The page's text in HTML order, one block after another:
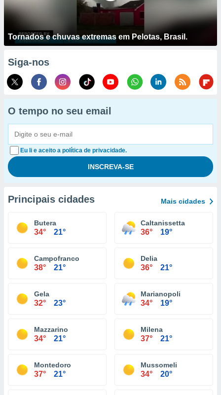
Tornados e chuvas extremas em Pelotas, Brasil.
Siga-nos
O tempo no seu email
Eu li e aceito a política de privacidade.
Principais cidades Mais cidades
Butera
34° 21°
Caltanissetta
36° 19°
Campofranco
38° 21°
Delia
36° 21°
Gela
32° 23°
Marianopoli
34° 19°
Mazzarino
34° 21°
Milena
37° 21°
Montedoro
37° 21°
Mussomeli
34° 20°